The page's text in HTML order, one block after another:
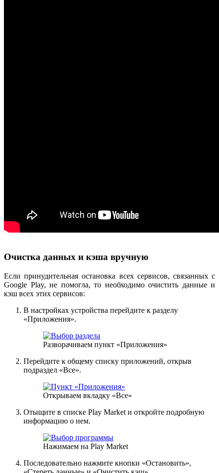
Очистка данных и кэша вручную
Если принудительная остановка всех сервисов, связанных с
Google Play, не помогла, то необходимо очистить данные и
кэш всех этих сервисов:
В настройках устройства перейдите к разделу
«Приложения».
Разворачиваем пункт «Приложения»
Перейдите к общему списку приложений, открыв
подраздел «Все».
Открываем вкладку «Все»
Отыщите в списке Play Market и откройте подробную
информацию о нем.
Нажимаем на Play Market
Последовательно нажмите кнопки «Остановить»,